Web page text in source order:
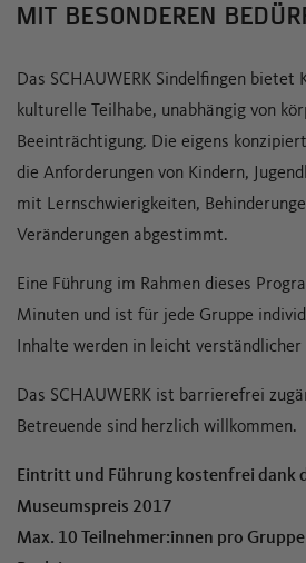
MIT BESONDEREN
Das SCHAUWERK Sindelfingen bietet
kulturelle Teilhabe, unabhängig von
Beeinträchtigung. Die eigens
die Anforderungen von Kindern,
mit Lernschwierigkeiten,
Veränderungen abgestimmt.
Eine Führung im Rahmen dieses
Minuten und ist für jede Gruppe
Inhalte werden in leicht
Das SCHAUWERK ist barrierefrei
Betreuende sind herzlich willkommen.
Eintritt und Führung kostenfrei dank
Museumspreis 2017
Max. 10 Teilnehmer:innen pro